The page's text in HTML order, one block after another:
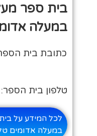
בית ספר
במעלה
כתובת בית
טלפון בית הספר: 02-5356824
לכל המידע על
במעלה אדומים